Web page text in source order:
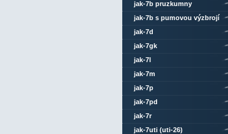
jak-7b pruzkumny
jak-7b s pumovou výzbrojí
jak-7d
jak-7gk
jak-7l
jak-7m
jak-7p
jak-7pd
jak-7r
jak-7uti (uti-26)